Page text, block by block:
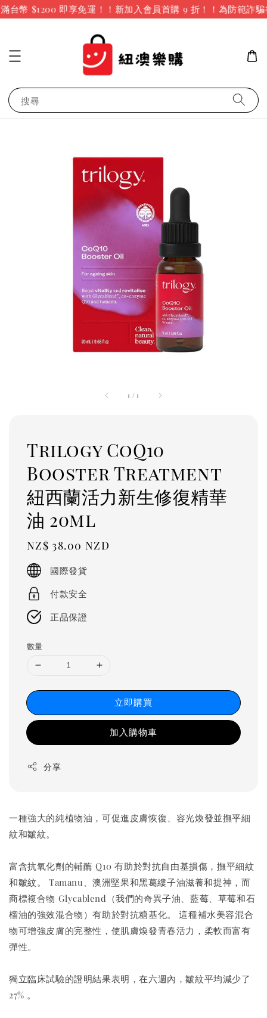
台幣 $1200 即享免運！！新加入會員首購 9 折！！ 為防範詐
搜尋
1 /1
Trilogy CoQ10
Booster Treatment
紐西蘭活力新生修復精華
油 20ml
Regular
price
NZ$ 38.00 NZD
國際發貨
付款安全
正品保證
數量
立即購買
加入購物車
分享
一種強大的純植物油，可促進皮膚恢復、容光煥發並撫平細
紋和皺紋。
富含抗氧化劑的輔酶 Q10 有助於對抗自由基損傷，撫平細紋
和皺紋。 Tamanu、澳洲堅果和黑葛縷子油滋養和提神，而
商標複合物 Glycablend（我們的奇異子油、藍莓、草莓和石
榴油的強效混合物）有助於對抗糖基化。 這種補水美容混合
物可增強皮膚的完整性，使肌膚煥發青春活力，柔軟而富有
彈性。
獨立臨床試驗的證明結果表明，在六週內，皺紋平均減少了
27% 。